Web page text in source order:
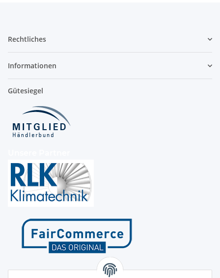
Rechtliches
Informationen
Gütesiegel